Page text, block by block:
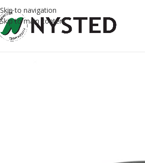
Skip to navigation
Skip to main content